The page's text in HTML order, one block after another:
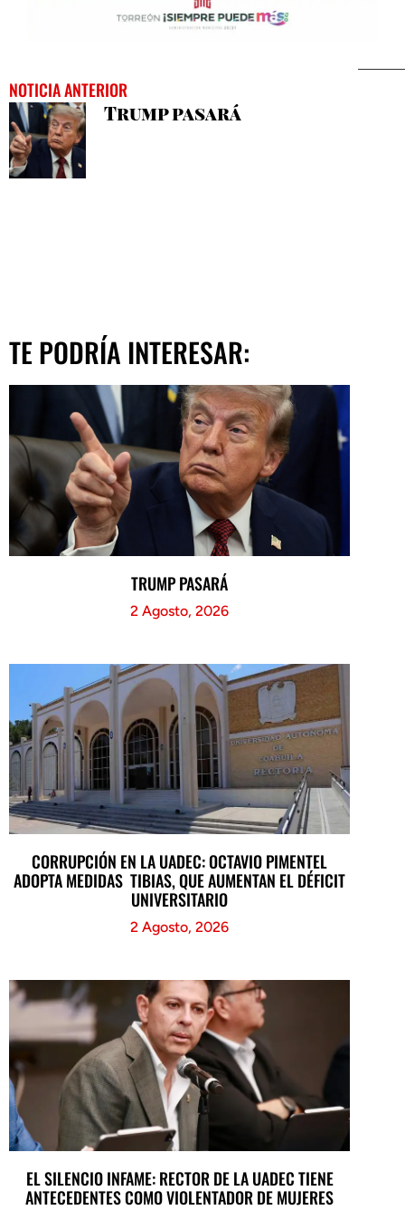
NOTICIA ANTERIOR
Trump pasará
TE PODRÍA INTERESAR:
TRUMP PASARÁ
2 Agosto, 2026
CORRUPCIÓN EN LA UADEC: OCTAVIO PIMENTEL
ADOPTA MEDIDAS TIBIAS, QUE AUMENTAN EL DÉFICIT
UNIVERSITARIO
2 Agosto, 2026
EL SILENCIO INFAME: RECTOR DE LA UADEC TIENE
ANTECEDENTES COMO VIOLENTADOR DE MUJERES